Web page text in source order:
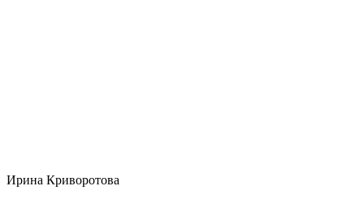
Ирина Криворотова